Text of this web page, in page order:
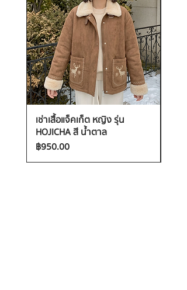
เช่าเสื้อแจ็คเก็ต หญิง รุ่น
HOJICHA สี น้ำตาล
ราคา
฿950.00